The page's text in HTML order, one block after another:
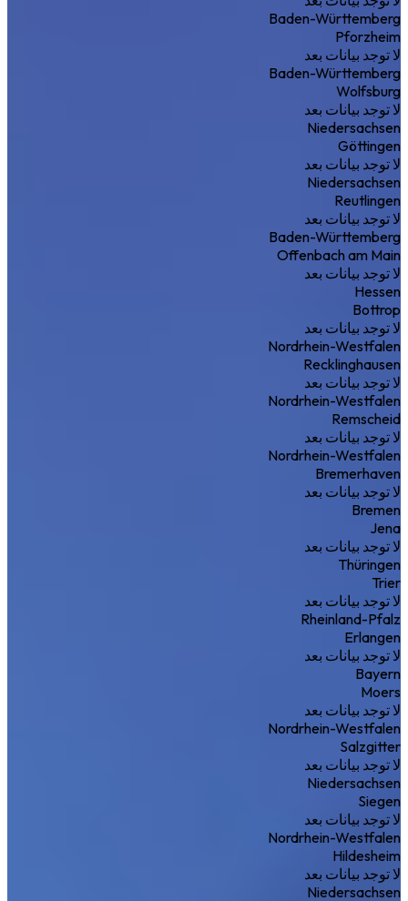
Baden-Württemberg
Pforzheim
لا توجد بيانات بعد
Baden-Württemberg
Wolfsburg
لا توجد بيانات بعد
Niedersachsen
Göttingen
لا توجد بيانات بعد
Niedersachsen
Reutlingen
لا توجد بيانات بعد
Baden-Württemberg
Offenbach am Main
لا توجد بيانات بعد
Hessen
Bottrop
لا توجد بيانات بعد
Nordrhein-Westfalen
Recklinghausen
لا توجد بيانات بعد
Nordrhein-Westfalen
Remscheid
لا توجد بيانات بعد
Nordrhein-Westfalen
Bremerhaven
لا توجد بيانات بعد
Bremen
Jena
لا توجد بيانات بعد
Thüringen
Trier
لا توجد بيانات بعد
Rheinland-Pfalz
Erlangen
لا توجد بيانات بعد
Bayern
Moers
لا توجد بيانات بعد
Nordrhein-Westfalen
Salzgitter
لا توجد بيانات بعد
Niedersachsen
Siegen
لا توجد بيانات بعد
Nordrhein-Westfalen
Hildesheim
لا توجد بيانات بعد
Niedersachsen